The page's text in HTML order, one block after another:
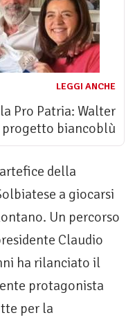
LEGGI ANCHE
Pro Patria: Walter
biancoblù
della
a giocarsi
Un percorso
Claudio
ha rilanciato il
protagonista
per la